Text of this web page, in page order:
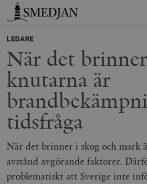
Timbro
LEDARE
När det
knutarna är
tidsfråga
När det brinner i skog och mark
avstånd avgörande faktorer.
problematiskt att Sverige inte